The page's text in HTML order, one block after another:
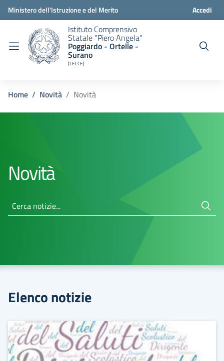
Ministero dell'Istruzione e del Merito Accedi
Istituto Comprensivo
Statale "Piero Angela"
Poggiardo - Ortelle -
Surano
(LECCE)
Home Novità Novità
Novità
Cerca notizie...
Elenco notizie